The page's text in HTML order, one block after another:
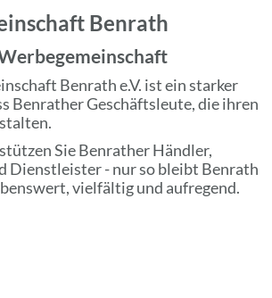
Benrath
Benrath e.V. ist ein starker
Benrather Geschäftsleute, die ihren
Sie Benrather Händler,
Dienstleister - nur so bleibt Benrath
vielfältig und aufregend.